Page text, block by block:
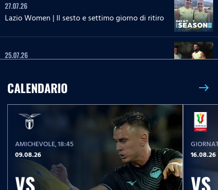
27.07.26
Lazio Women | Il sesto e settimo giorno di ritiro
25.07.26
25.07.26
Lazio Women | Il quinto giorno di ritiro
24.07.26
Il dodicesimo giorno di ritiro
CALENDARIO east
AMICHEVOLE, 18:45
09.08.26
VS
16.08.26
VS